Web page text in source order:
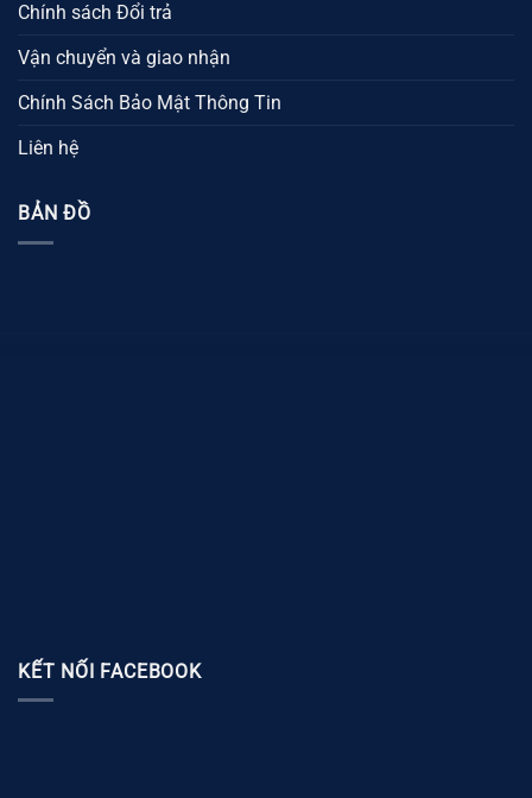
Chính sách Đổi trả
Vận chuyển và giao nhận
Chính Sách Bảo Mật Thông Tin
Liên hệ
BẢN ĐỒ
KẾT NỐI FACEBOOK